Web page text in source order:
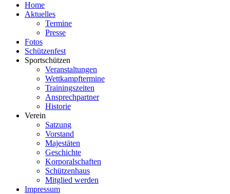
Home
Aktuelles
Termine
Presse
Fotos
Schützenfest
Sportschützen
Veranstaltungen
Wettkampftermine
Trainingszeiten
Ansprechpartner
Historie
Verein
Satzung
Vorstand
Majestäten
Geschichte
Korporalschaften
Schützenhaus
Mitglied werden
Impressum